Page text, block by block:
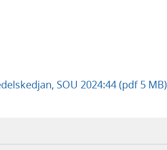
SOU 2024:44 (pdf 5 MB)